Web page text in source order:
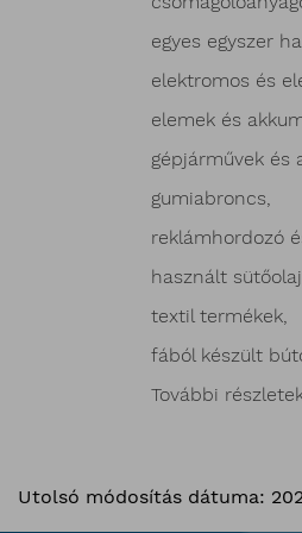
egyes egyszer
elektromos és
elemek és
gépjárművek és
gumiabroncs,
reklámhordozó
használt sütőolaj,
textil termékek,
fából készült
További
Utolsó módosítás dátuma: